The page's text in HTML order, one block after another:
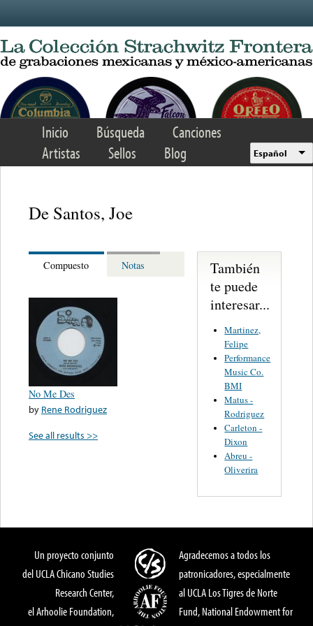
Inicio Búsqueda
Canciones
Artistas
Sellos Blog Español
De Santos, Joe
Compuesto Notas
No Me Des
by Rene Rodriguez
See all results >>
También
te puede
interesar...
Martinez,
Felipe
Performance
Music Co.
BMI
Matus -
Rodriguez
Carleton -
Dixon
Abreu -
Oliverira
Un proyecto conjunto
del UCLA Chicano Studies
Research Center,
el Arhoolie Foundation,
Agradecemos a todos los
patronicadores, especialmente
al UCLA Los Tigres de Norte
Fund, National Endowment for